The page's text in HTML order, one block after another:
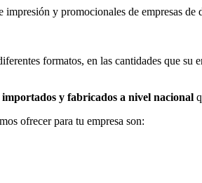
y promocionales de empresas de
formatos, en las cantidades que su
importados y fabricados a nivel nacional
ofrecer para tu empresa son: